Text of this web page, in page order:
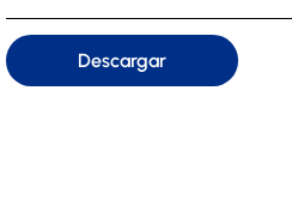
Descargar